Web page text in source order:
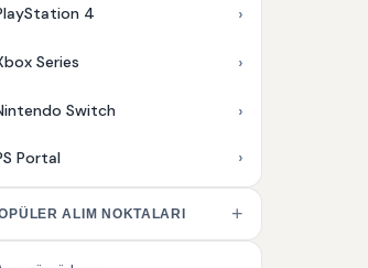
4 ›
Series ›
Switch ›
Portal ›
ALIM NOKTALARI +